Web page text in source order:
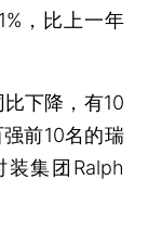
，比上一年
下降，有10
前10名的瑞
集团Ralph